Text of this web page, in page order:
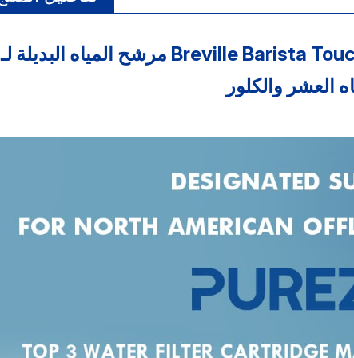
مرشح المياه البديلة لـ Breville Barista Touch Espresso Machine BES880
العشر والكلور